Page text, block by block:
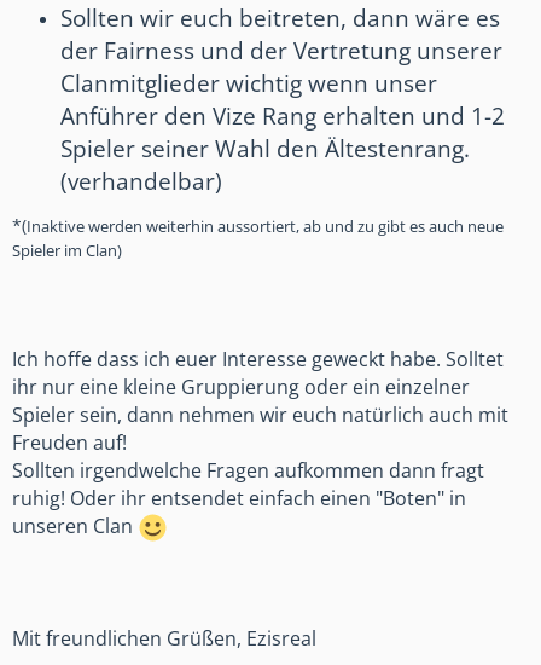
Sollten wir euch beitreten, dann wäre es
der Fairness und der Vertretung unserer
Clanmitglieder wichtig wenn unser
Anführer den Vize Rang erhalten und 1-2
Spieler seiner Wahl den Ältestenrang.
(verhandelbar)
*(Inaktive werden weiterhin aussortiert, ab und zu gibt es auch neue
Spieler im Clan)
Ich hoffe dass ich euer Interesse geweckt habe. Solltet
ihr nur eine kleine Gruppierung oder ein einzelner
Spieler sein, dann nehmen wir euch natürlich auch mit
Freuden auf!
Sollten irgendwelche Fragen aufkommen dann fragt
ruhig! Oder ihr entsendet einfach einen "Boten" in
unseren Clan
Mit freundlichen Grüßen, Ezisreal